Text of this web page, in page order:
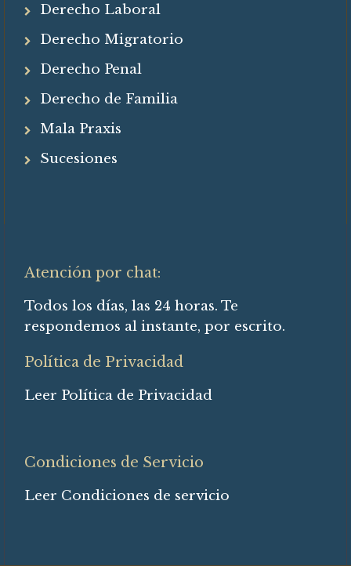
Derecho Laboral
Derecho Migratorio
Derecho Penal
Derecho de Familia
Mala Praxis
Sucesiones
Atención por chat:
Todos los días, las 24 horas. Te
respondemos al instante, por escrito.
Política de Privacidad
Leer Política de Privacidad
Condiciones de Servicio
Leer Condiciones de servicio